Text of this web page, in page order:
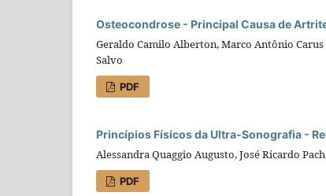
Osteocondrose - Principal Causa de
Geraldo Camilo Alberton, Marco Antônio
Salvo
PDF
Princípios Físicos da Ultra-Sonografia -
Alessandra Quaggio Augusto, José Ricardo
PDF